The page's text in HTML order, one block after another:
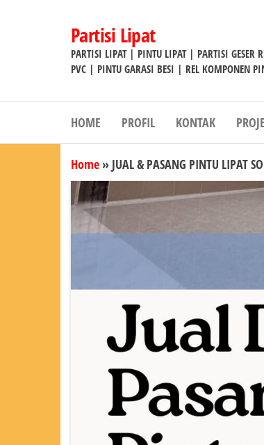
Partisi Lipat
PARTISI LIPAT | PINTU LIPAT | PARTISI GESER
PVC | PINTU GARASI BESI | REL KOMPONEN
HOME PROFIL KONTAK
Home » JUAL & PASANG PINTU LIPAT